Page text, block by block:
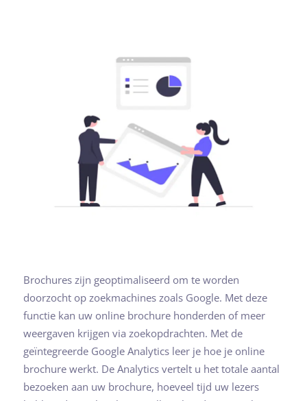
Brochures zijn geoptimaliseerd om te worden
doorzocht op zoekmachines zoals Google. Met deze
functie kan uw online brochure honderden of meer
weergaven krijgen via zoekopdrachten. Met de
geïntegreerde Google Analytics leer je hoe je online
brochure werkt. De Analytics vertelt u het totale aantal
bezoeken aan uw brochure, hoeveel tijd uw lezers